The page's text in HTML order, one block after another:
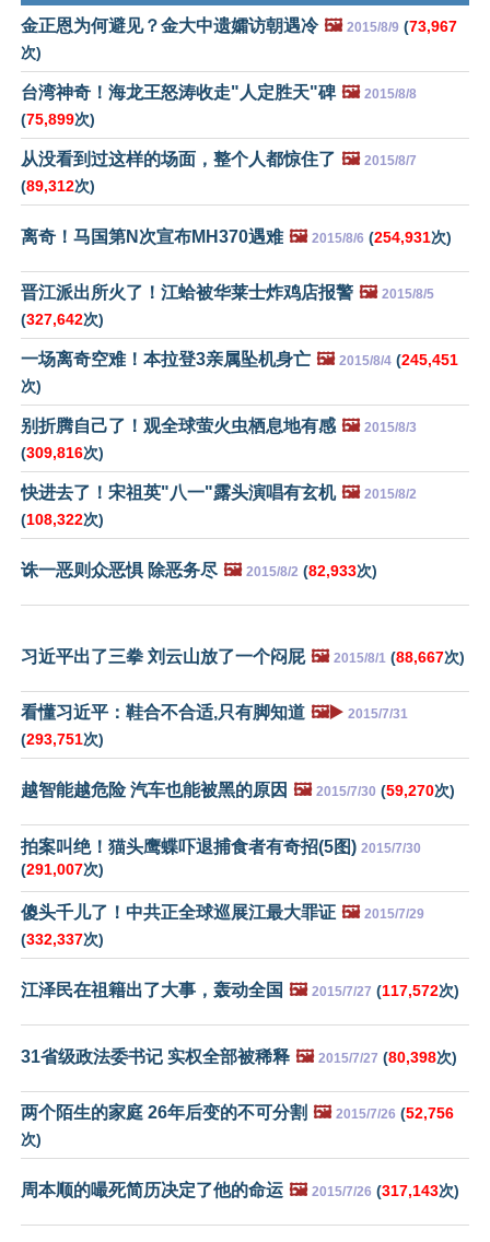
金正恩为何避见？金大中遗孀访朝遇冷 🖼️ 2015/8/9 (73,967
次)
台湾神奇！海龙王怒涛收走"人定胜天"碑 🖼️ 2015/8/8
(75,899次)
从没看到过这样的场面，整个人都惊住了 🖼️ 2015/8/7
(89,312次)
离奇！马国第N次宣布MH370遇难 🖼️ 2015/8/6 (254,931次)
晋江派出所火了！江蛤被华莱士炸鸡店报警 🖼️ 2015/8/5
(327,642次)
一场离奇空难！本拉登3亲属坠机身亡 🖼️ 2015/8/4 (245,451
次)
别折腾自己了！观全球萤火虫栖息地有感 🖼️ 2015/8/3
(309,816次)
快进去了！宋祖英"八一"露头演唱有玄机 🖼️ 2015/8/2
(108,322次)
诛一恶则众恶惧 除恶务尽 🖼️ 2015/8/2 (82,933次)
习近平出了三拳 刘云山放了一个闷屁 🖼️ 2015/8/1 (88,667次)
看懂习近平：鞋合不合适,只有脚知道 🖼️▶️ 2015/7/31
(293,751次)
越智能越危险 汽车也能被黑的原因 🖼️ 2015/7/30 (59,270次)
拍案叫绝！猫头鹰蝶吓退捕食者有奇招(5图) 2015/7/30
(291,007次)
傻头千儿了！中共正全球巡展江最大罪证 🖼️ 2015/7/29
(332,337次)
江泽民在祖籍出了大事，轰动全国 🖼️ 2015/7/27 (117,572次)
31省级政法委书记 实权全部被稀释 🖼️ 2015/7/27 (80,398次)
两个陌生的家庭 26年后变的不可分割 🖼️ 2015/7/26 (52,756
次)
周本顺的嘬死简历决定了他的命运 🖼️ 2015/7/26 (317,143次)